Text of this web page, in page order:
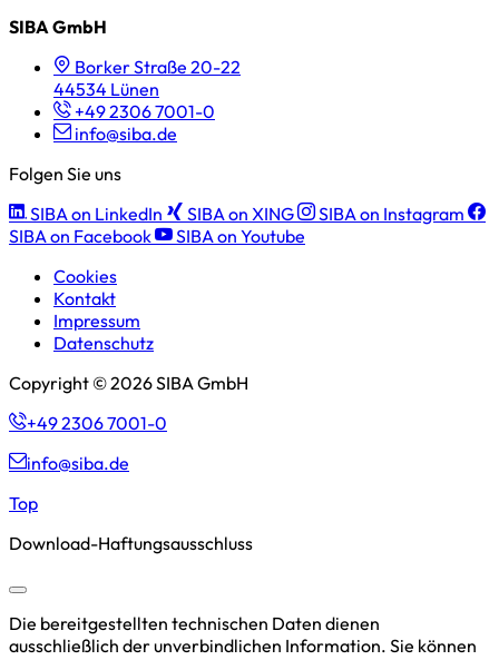
SIBA GmbH
Borker Straße 20-22
44534 Lünen
+49 2306 7001-0
info@siba.de
Folgen Sie uns
SIBA on LinkedIn
SIBA on XING
SIBA on Instagram
SIBA on Facebook
SIBA on Youtube
Cookies
Kontakt
Impressum
Datenschutz
Copyright © 2026 SIBA GmbH
+49 2306 7001-0
info@siba.de
Top
Download-Haftungsausschluss
Die bereitgestellten technischen Daten dienen
ausschließlich der unverbindlichen Information. Sie können